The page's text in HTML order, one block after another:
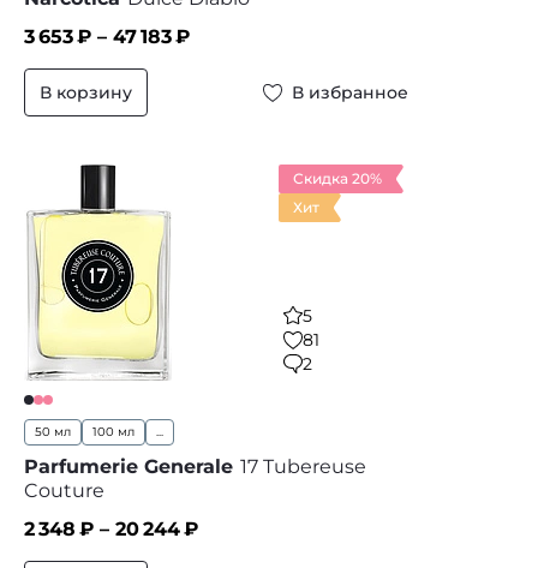
3 653₽ – 47 183₽
В корзину В избранное
Скидка 20%
Хит
5
81
2
50 мл 100 мл ...
Parfumerie Generale 17 Tubereuse
Couture
2 348 ₽ – 20 244₽